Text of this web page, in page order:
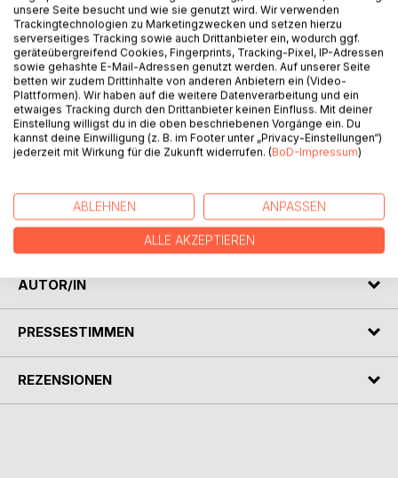
überfordert und findest nicht aus deiner Krise heraus?
Mit autobiographischen Erlebnissen schildert die Autorin
ihren Umgang mit schlimmer Trauer, tiefen Krisen und
Verlusten. Lerne in diesem Ratgeber eine effektive
Methode zur Krisenbewältigung und stärke deine
Widerstandskraft, damit du gegen eine mögliche nächste
Krise gewappnet bist.
Viele praktische Übungen und Geschichten helfen dir, noch
besser durch Krisen zu kommen und gestärkt daraus
verändert dieses Buch nachhaltig deine Wahrnehmung auf
deine Situation und hilft dir raus aus der Krise hinein in ein
AUTOR/IN
PRESSESTIMMEN
REZENSIONEN
unsere Seite besucht und wie sie genutzt wird. Wir verwenden
Trackingtechnologien zu Marketingzwecken und setzen hierzu
serverseitiges Tracking sowie auch Drittanbieter ein, wodurch ggf.
geräteübergreifend Cookies, Fingerprints, Tracking-Pixel, IP-Adressen
sowie gehashte E-Mail-Adressen genutzt werden. Auf unserer Seite
betten wir zudem Drittinhalte von anderen Anbietern ein (Video-
Plattformen). Wir haben auf die weitere Datenverarbeitung und ein
etwaiges Tracking durch den Drittanbieter keinen Einfluss. Mit deiner
Einstellung willigst du in die oben beschriebenen Vorgänge ein. Du
kannst deine Einwilligung (z. B. im Footer unter „Privacy-Einstellungen“)
jederzeit mit Wirkung für die Zukunft widerrufen. (BoD-Impressum)
ABLEHNEN ANPASSEN
ALLE AKZEPTIEREN